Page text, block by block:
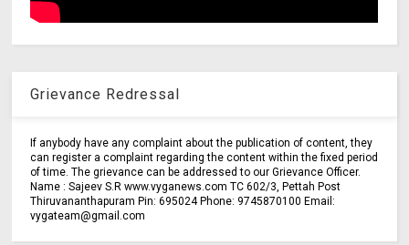
Grievance Redressal
If anybody have any complaint about the publication of content, they
can register a complaint regarding the content within the fixed period
of time. The grievance can be addressed to our Grievance Officer.
Name : Sajeev S.R www.vyganews.com TC 602/3, Pettah Post
Thiruvananthapuram Pin: 695024 Phone: 9745870100 Email:
vygateam@gmail.com